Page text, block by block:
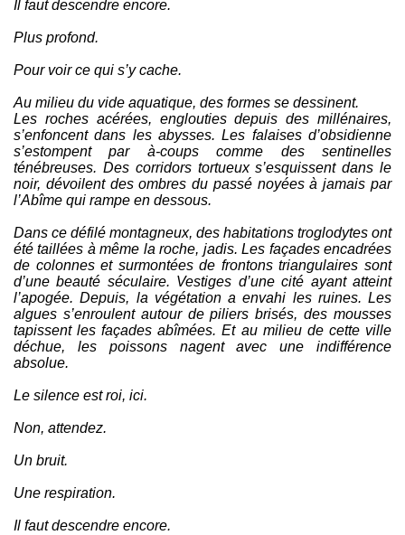
Il faut descendre encore.
Plus profond.
Pour voir ce qui s’y cache.
Au milieu du vide aquatique, des formes se dessinent.
Les roches acérées, englouties depuis des millénaires,
s’enfoncent dans les abysses. Les falaises d’obsidienne
s’estompent par à-coups comme des sentinelles
ténébreuses. Des corridors tortueux s’esquissent dans le
noir, dévoilent des ombres du passé noyées à jamais par
l’Abîme qui rampe en dessous.
Dans ce défilé montagneux, des habitations troglodytes ont
été taillées à même la roche, jadis. Les façades encadrées
de colonnes et surmontées de frontons triangulaires sont
d’une beauté séculaire. Vestiges d’une cité ayant atteint
l’apogée. Depuis, la végétation a envahi les ruines. Les
algues s’enroulent autour de piliers brisés, des mousses
tapissent les façades abîmées. Et au milieu de cette ville
déchue, les poissons nagent avec une indifférence
absolue.
Le silence est roi, ici.
Non, attendez.
Un bruit.
Une respiration.
Il faut descendre encore.